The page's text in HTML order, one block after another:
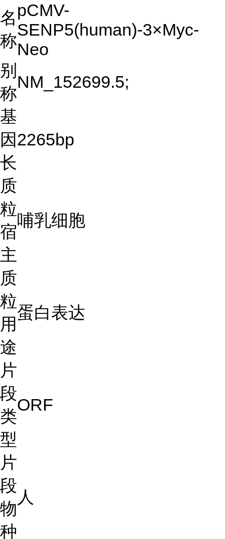
名
称
pCMV-
SENP5(human)-3×Myc-
Neo
别
称
NM_152699.5;
基
因
长
2265bp
质
粒
宿
主
哺乳细胞
质
粒
用
途
蛋白表达
片
段
类
型
ORF
片
段
物
种
人